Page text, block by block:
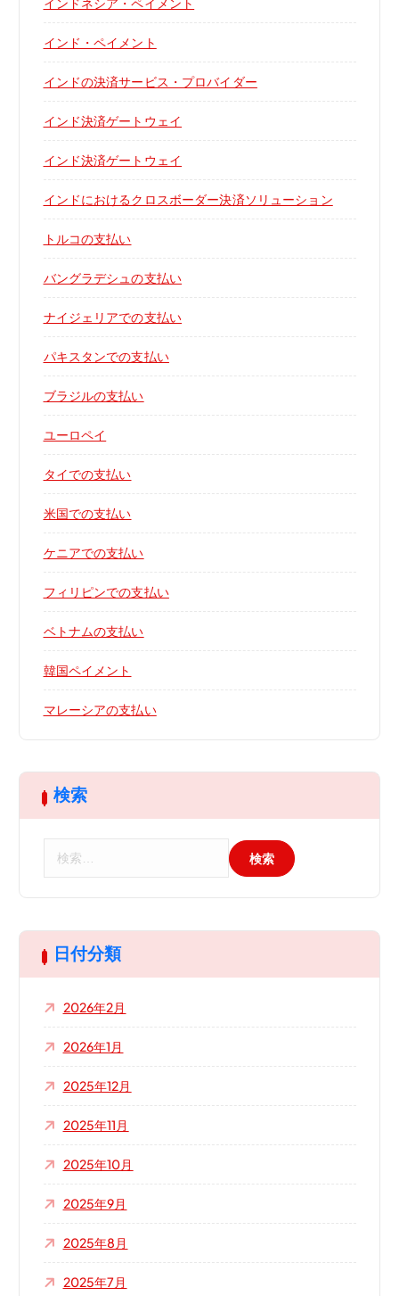
インド・ペイメント
インドの決済サービス・プロバイダー
インド決済ゲートウェイ
インド決済ゲートウェイ
インドにおけるクロスボーダー決済ソリューション
トルコの支払い
バングラデシュの支払い
ナイジェリアでの支払い
パキスタンでの支払い
ブラジルの支払い
ユーロペイ
タイでの支払い
米国での支払い
ケニアでの支払い
フィリピンでの支払い
ベトナムの支払い
韓国ペイメント
マレーシアの支払い
検索
日付分類
2026年2月
2026年1月
2025年12月
2025年11月
2025年10月
2025年9月
2025年8月
2025年7月